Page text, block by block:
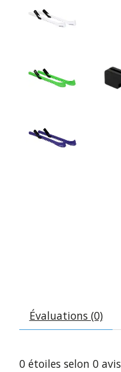
Évaluations (0)
0 étoiles selon 0 avis